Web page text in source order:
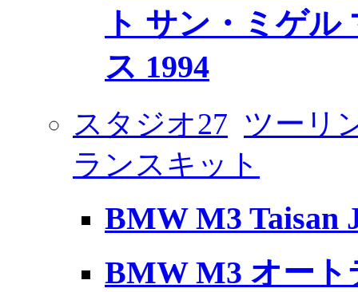
ト サン・ミゲ
ス 1994
スタジオ27 ツーリ
ランスキット
BMW M3 Taisan
BMW M3 オート